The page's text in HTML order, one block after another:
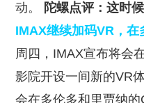
动。
陀螺点评：这时
IMAX继续加码VR，
周四，IMAX宣布将会
影院开设一间新的VR
会在多伦多和里贾纳